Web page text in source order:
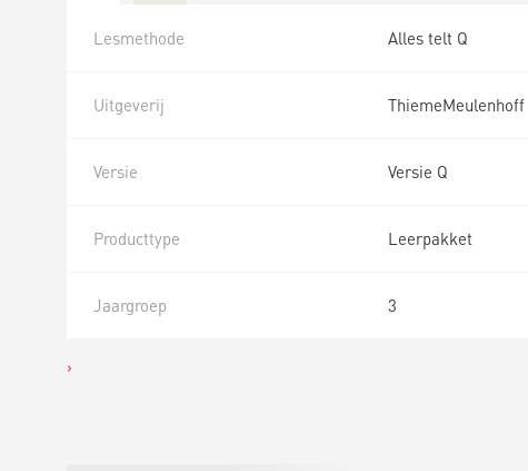
Lesmethode Alles telt Q
Uitgeverij ThiemeMeulenhoff
Versie Versie Q
Producttype Leerpakket
Jaargroep 3